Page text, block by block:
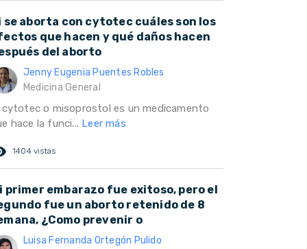
se aborta con cytotec cuáles son los
que hacen y qué daños hacen
del aborto
Jenny Eugenia Puentes Robles
Medicina General
cytotec o misoprostol es un medicamento
hace la funci... Leer más
1404 vistas
primer embarazo fue exitoso, pero el
fue un aborto retenido de 8
¿Como prevenir o
Luisa Fernanda Ortegón Pulido